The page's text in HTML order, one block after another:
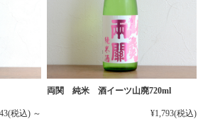
(税込) ～
両関 純米 酒イーツ山廃720ml
¥1,793(税込)